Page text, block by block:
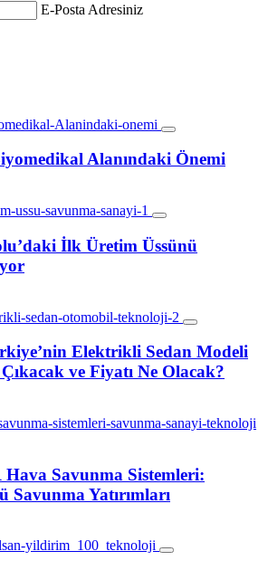
E-Posta Adresiniz
Alanındaki Önemi
İlk Üretim Üssünü
Elektrikli Sedan Modeli
ve Fiyatı Ne Olacak?
Savunma Sistemleri:
Yatırımları